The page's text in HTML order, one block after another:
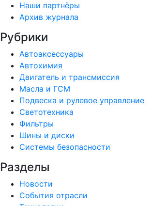
Наши партнёры
Архив журнала
Рубрики
Автоаксессуары
Автохимия
Двигатель и трансмиссия
Масла и ГСМ
Подвеска и рулевое управление
Светотехника
Фильтры
Шины и диски
Системы безопасности
Разделы
Новости
События отрасли